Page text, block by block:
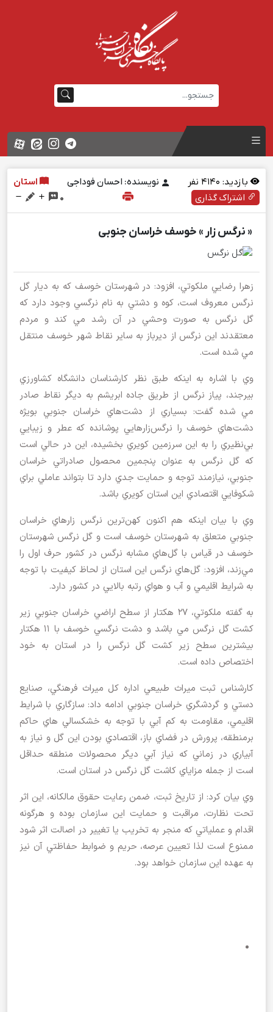
بازدید: نفر نویسنده: احسان فوداجی
استان
اشتراک گذاری
0
« نرگس زار » خوسف خراسان جنوبي
زهرا رضايي ملكوتي، افزود: در شهرستان خوسف كه به ديار گل
نرگس معروف است، كوه و دشتي به نام نرگسي وجود دارد كه
گل نرگس به صورت وحشي در آن رشد مي كند و مردم
معتقدند اين نرگس از ديرباز به ساير نقاط شهر خوسف منتقل
مي شده است.
وي با اشاره به اينكه طبق نظر كارشناسان دانشگاه كشاورزي
بيرجند، پياز نرگس از طريق جاده ابريشم به ديگر نقاط صادر
مي شده گفت: بسياري از دشت‌هاي خراسان جنوبي بويژه
دشت‌هاي خوسف را نرگس‌زارهايي پوشانده كه عطر و زيبايي
بي‌نظيري را به اين سرزمين كويري بخشيده، اين در حالي است
كه گل نرگس به عنوان پنجمين محصول صادراتي خراسان
جنوبي، نيازمند توجه و حمايت جدي دارد تا بتواند عاملي براي
شكوفايي اقتصادي اين استان كويري باشد.
وي با بيان اينكه هم اكنون كهن‌ترين نرگس زارهاي خراسان
جنوبي متعلق به شهرستان خوسف است و گل نرگس شهرستان
خوسف در قياس با گل‌هاي مشابه نرگس در كشور حرف اول را
مي‌زند، افزود: گل‌هاي نرگس اين استان از لحاظ كيفيت با توجه
به شرايط اقليمي و آب و هواي رتبه بالايي در كشور دارد.
به گفته ملكوتي، 27 هكتار از سطح اراضي خراسان جنوبي زير
كشت گل نرگس مي باشد و دشت نرگسي خوسف با 11 هكتار
بيشترين سطح زير كشت گل نرگس را در استان به خود
اختصاص داده است.
كارشناس ثبت ميراث طبيعي اداره كل ميراث فرهنگي، صنايع
دستي و گردشگري خراسان جنوبي ادامه داد: سازگاري با شرايط
اقليمي، مقاومت به كم آبي با توجه به خشكسالي هاي حاكم
برمنطقه، پرورش در فضاي باز، اقتصادي بودن اين گل و نياز به
آبياري در زماني كه نياز آبي ديگر محصولات منطقه حداقل
است از جمله مزاياي كاشت گل نرگس در استان است.
وي بيان كرد: از تاريخ ثبت، ضمن رعايت حقوق مالكانه، اين اثر
تحت نظارت، مراقبت و حمايت اين سازمان بوده و هرگونه
اقدام و عملياتي كه منجر به تخريب يا تغيير در اصالت اثر شود
ممنوع است لذا تعيين عرصه، حريم و ضوابط حفاظتي آن نيز
به عهده اين سازمان خواهد بود.